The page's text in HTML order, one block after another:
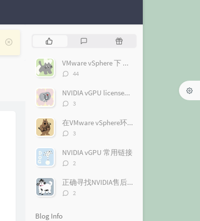
p
u
a
r
r
t
c
l
t
t
m
n
R
m
t
l
VMware vSphere 下 NVIDIA vGPU 驱动的安装和配置
评
数：
44
NVIDIA vGPU license注册与激活（2.0版本）（图文+视频）
评
数：
3
在VMware vSphere环境下启用带vGPU的vMotion
评
数：
3
NVIDIA vGPU 常用链接
评
数：
2
正确寻找NVIDIA售后支持（图文+视频）
评
2
Blog Info